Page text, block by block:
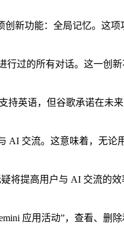
新功能：全局记忆。这项
过的所有对话。这一创
英语，但谷歌承诺在未
交流。这意味着，无论
提高用户与 AI 交流的效
应用活动”，查看、删